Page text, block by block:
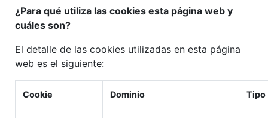
¿Para qué utiliza las cookies esta página web y
cuáles son?
El detalle de las cookies utilizadas en esta página
web es el siguiente:
Cookie Dominio Tipo